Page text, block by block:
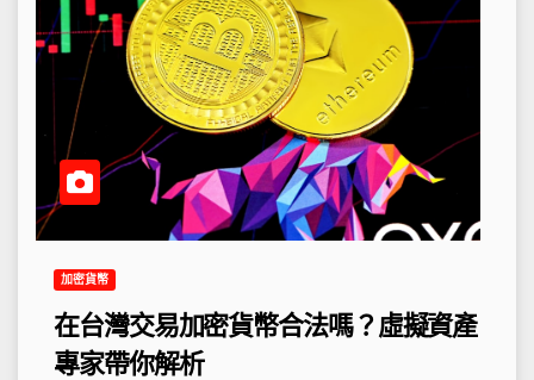
加密貨幣
在台灣交易加密貨幣合法嗎？虛擬資產
專家帶你解析